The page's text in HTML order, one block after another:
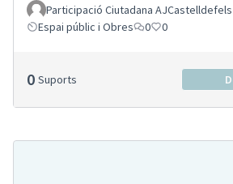
Participació Ciutadana AJCastelldefels
Espai públic i Obres
0 0
0 Suports